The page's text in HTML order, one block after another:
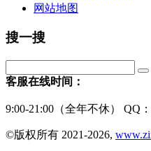
网站地图
搜一搜
客服在线时间：
9:00-21:00（全年不休） QQ
©版权所有 2021-2026,